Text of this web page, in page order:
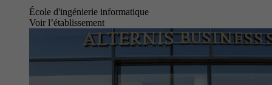
École d'ingénierie informatique
Voir l’établissement